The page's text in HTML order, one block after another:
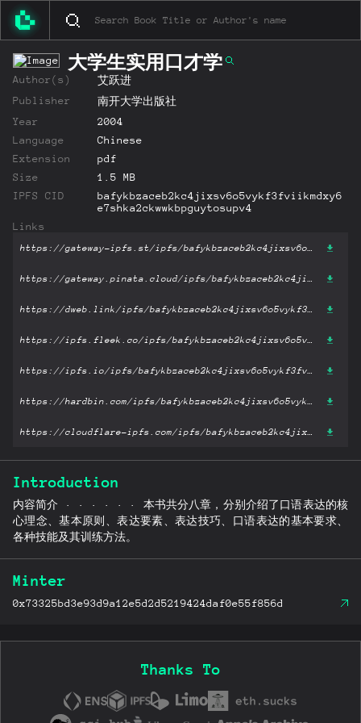
大学生实用口才学
Author(s)
艾跃进
Publisher
南开大学出版社
Year
2004
Language
Chinese
Extension
pdf
Size
1.5 MB
IPFS CID
bafykbzaceb2kc4jixsv6o5vykf3fviikmdxy6
e7shka2ckwwkbpguytosupv4
Links
Introduction
内容简介 · · · · · · 本书共分八章，分别介绍了口语表达的核
心理念、基本原则、表达要素、表达技巧、口语表达的基本要求、
各种技能及其训练方法。
Minter
0x73325bd3e93d9a12e5d2d5219424daf0e55f856d
Thanks To